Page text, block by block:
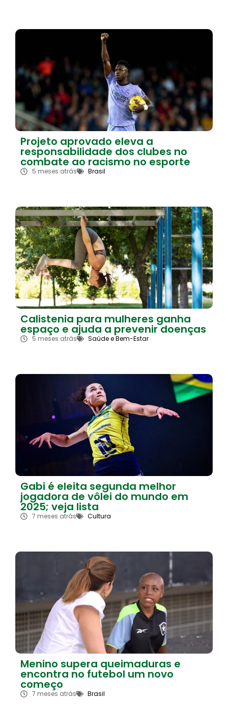
Projeto aprovado eleva a
responsabilidade dos clubes no
combate ao racismo no esporte
5 meses atrás Brasil
Calistenia para mulheres ganha
espaço e ajuda a prevenir doenças
5 meses atrás Saúde e Bem-Estar
Gabi é eleita segunda melhor
jogadora de vôlei do mundo em
2025; veja lista
7 meses atrás Cultura
Menino supera queimaduras e
encontra no futebol um novo
começo
7 meses atrás Brasil